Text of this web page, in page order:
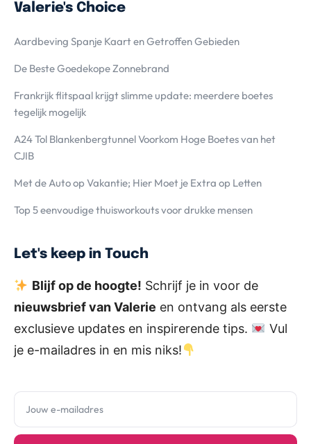
Valerie's Choice
Aardbeving Spanje Kaart en Getroffen Gebieden
De Beste Goedekope Zonnebrand
Frankrijk flitspaal krijgt slimme update: meerdere boetes
tegelijk mogelijk
A24 Tol Blankenbergtunnel Voorkom Hoge Boetes van het
CJIB
Met de Auto op Vakantie; Hier Moet je Extra op Letten
Top 5 eenvoudige thuisworkouts voor drukke mensen
Let's keep in Touch
Blijf op de hoogte! Schrijf je in voor de
nieuwsbrief van Valerie en ontvang als eerste
exclusieve updates en inspirerende tips.
Vul
je e-mailadres in en mis niks!